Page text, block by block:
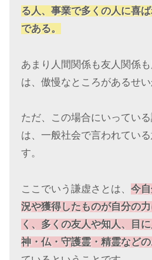
る人、事業で多くの人に喜
である。
あまり人間関係も友人関係
は、傲慢なところがあるせい
ただ、この場合にいってい
は、一般社会で言われてい
す。
ここでいう謙虚さとは、今
況や獲得したものが自分の
く、多くの友人や知人、目
神・仏・守護霊・精霊など